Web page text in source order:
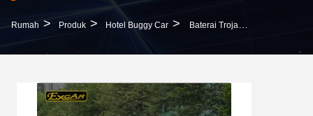
Rumah > Produk > Hotel Buggy Car > Baterai Trojan 48V Hotel Buggy Car Dengan 2 Kursi Aluminium Chassis